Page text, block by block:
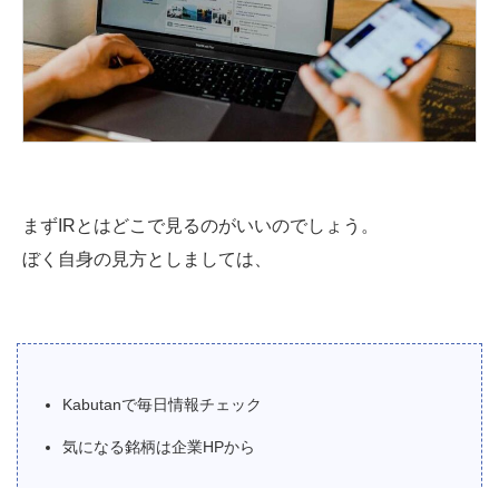
まずIRとはどこで見るのがいいのでしょう。
ぼく自身の見方としましては、
Kabutanで毎日情報チェック
気になる銘柄は企業HPから